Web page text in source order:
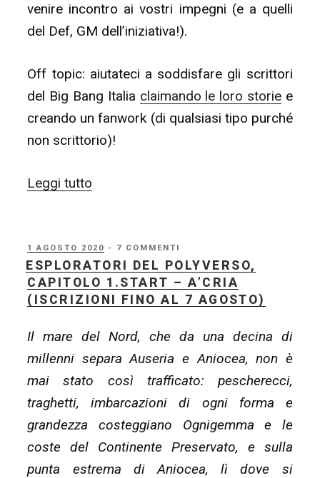
venire incontro ai vostri impegni (e a quelli
del Def, GM dell’iniziativa!).
Off topic: aiutateci a soddisfare gli scrittori
del Big Bang Italia claimando le loro storiee
creando un fanwork (di qualsiasi tipo purché
non scrittorio)!
Leggi tutto
capitolo
1
–
e
Informazioni”
PUBBLICATO
IL
1 AGOSTO 2020 - 7 COMMENTI
ESPLORATORI DEL POLYVERSO,
CAPITOLO 1.START – A’CRIA
(ISCRIZIONI FINO AL 7 AGOSTO)
Il mare del Nord, che da una decina di
millenni separa Auseria e Aniocea, non è
mai stato così trafficato: pescherecci,
traghetti, imbarcazioni di ogni forma e
grandezza costeggiano Ognigemma e le
coste del Continente Preservato, e sulla
punta estrema di Aniocea, lì dove si